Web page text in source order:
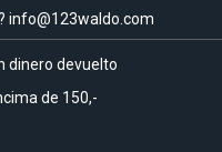
info@123waldo.com
dinero devuelto
de 150,-